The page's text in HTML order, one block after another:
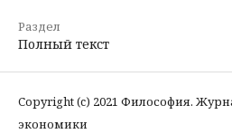
Раздел
Полный текст
Copyright (c) 2021 Философия.
экономики